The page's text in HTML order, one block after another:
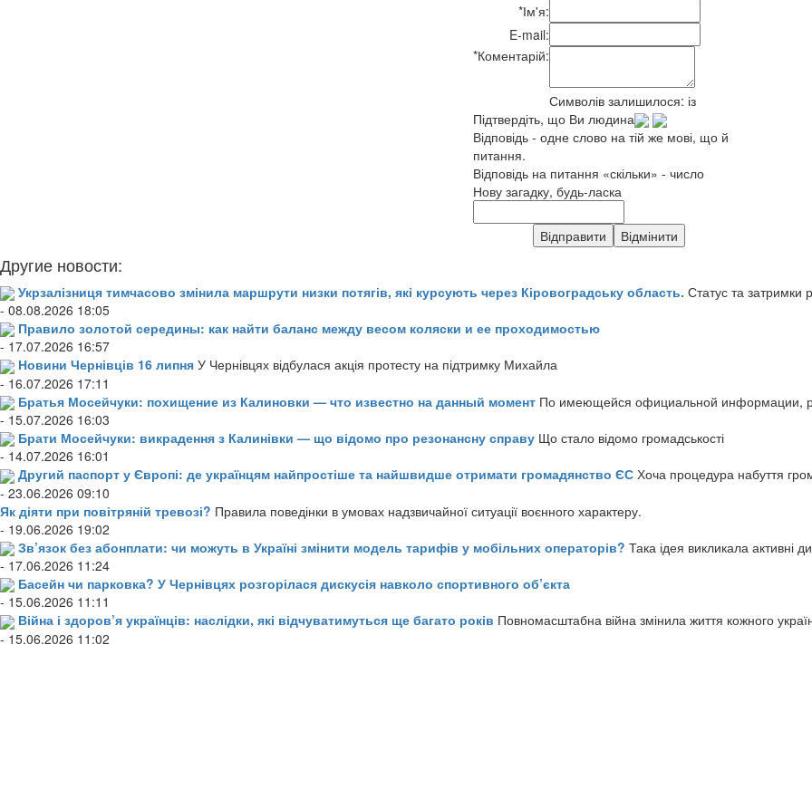
*Ім'я:
E-mail:
*Коментарій:
Символів залишилося: із
Підтвердіть, що Ви людина
Відповідь - одне слово на тій же мові, що й
питання.
Відповідь на питання «скільки» - число
Нову загадку, будь-ласка
Другие новости:
Укрзалізниця тимчасово змінила маршрути низки потягів, які курсують через Кіровоградську область. Статус та затримки
- 08.08.2026 18:05
Правило золотой середины: как найти баланс между весом коляски и ее проходимостью
- 17.07.2026 16:57
Новини Чернівців 16 липня У Чернівцях відбулася акція протесту на підтримку Михайла
- 16.07.2026 17:11
Братья Мосейчуки: похищение из Калиновки — что известно на данный момент По имеющейся официальной информации,
- 15.07.2026 16:03
Брати Мосейчуки: викрадення з Калинівки — що відомо про резонансну справу Що стало відомо громадськості
- 14.07.2026 16:01
Другий паспорт у Європі: де українцям найпростіше та найшвидше отримати громадянство ЄС Хоча процедура набуття
- 23.06.2026 09:10
Як діяти при повітряній тревозі? Правила поведінки в умовах надзвичайної ситуації воєнного характеру.
- 19.06.2026 19:02
Зв’язок без абонплати: чи можуть в Україні змінити модель тарифів у мобільних операторів? Така ідея викликала активні
- 17.06.2026 11:24
Басейн чи парковка? У Чернівцях розгорілася дискусія навколо спортивного об’єкта
- 15.06.2026 11:11
Війна і здоров’я українців: наслідки, які відчуватимуться ще багато років Повномасштабна війна змінила життя кожного
- 15.06.2026 11:02